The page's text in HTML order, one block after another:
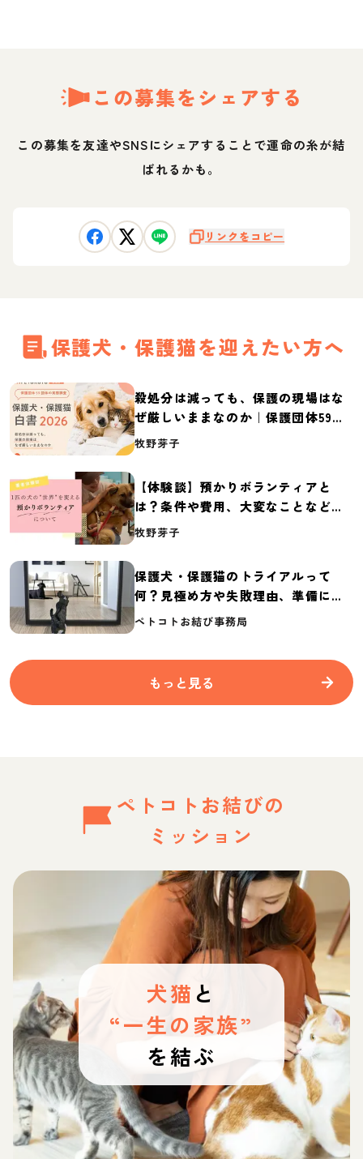
この募集をシェアする
この募集を友達やSNSにシェアすることで運命の糸が結
ばれるかも。
リンクをコピー
保護犬・保護猫を迎えたい方へ
殺処分は減っても、保護の現場はな
ぜ厳しいままなのか｜保護団体59団
体の実態調査【保護犬・保護猫白書
牧野芽子
【体験談】預かりボランティアと
は？条件や費用、大変なことなど紹
介
牧野芽子
保護犬・保護猫のトライアルって
何？見極め方や失敗理由、準備に必
要なものを紹介
ペトコトお結び事務局
もっと見る
ペトコトお結びの
ミッション
犬猫 と
“一生の家族”
を結ぶ